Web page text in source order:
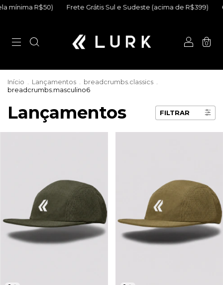
Sul e Sudeste (acima de R$399) 6x sem juros (parcela mínima
0
Início Lançamentos breadcrumbs.classics
breadcrumbs.masculino6
Lançamentos FILTRAR